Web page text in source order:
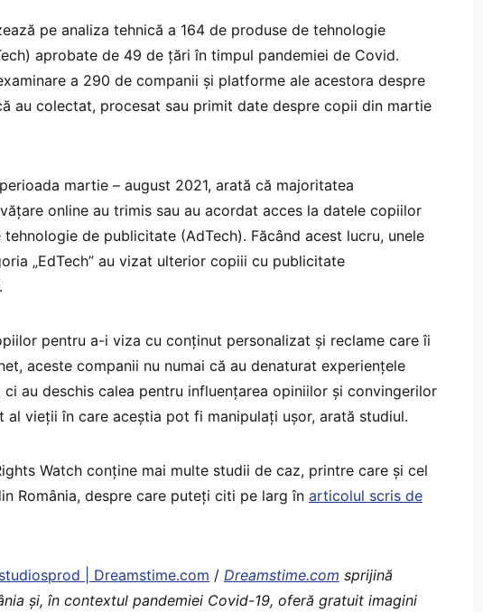
pe analiza tehnică a 164 de produse de tehnologie
aprobate de 49 de țări în timpul pandemiei de Covid.
a 290 de companii și platforme ale acestora despre
au colectat, procesat sau primit date despre copii din martie
martie – august 2021, arată că majoritatea
online au trimis sau au acordat acces la datele copiilor
de publicitate (AdTech). Făcând acest lucru, unele
„EdTech” au vizat ulterior copiii cu publicitate
pentru a-i viza cu conținut personalizat și reclame care îi
aceste companii nu numai că au denaturat experiențele
au deschis calea pentru influențarea opiniilor și convingerilor
al vieții în care aceștia pot fi manipulați ușor, arată studiul.
Watch conține mai multe studii de caz, printre care și cel
România, despre care puteți citi pe larg în articolul scris de
| Dreamstime.com / Dreamstime.com sprijină
şi, în contextul pandemiei Covid-19, oferă gratuit imagini